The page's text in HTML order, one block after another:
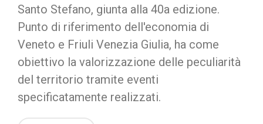
Santo Stefano, giunta alla 40a edizione.
Punto di riferimento dell'economia di
Veneto e Friuli Venezia Giulia, ha come
obiettivo la valorizzazione delle peculiarità
del territorio tramite eventi
specificatamente realizzati.